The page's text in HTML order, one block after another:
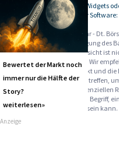
-
Kursdaten, Widgets
Website oder
stellen.
Alle Angaben ohne Gewähr - Dt.
Werbehinweise:
Die Billigung des
Finanzdienstleistungsaufsicht ist
Wertpapiere zu verstehen. Wir
Anlegern den Basisprospekt und
eine Anlageentscheidung treffen,
insbesondere über die potenziellen
Warnhinweise: Sie sind im Begriff,
und schwer zu verstehen sein kann.
Bewertet der Markt noch
immer nur die Hälfte der
Story?
weiterlesen»
Anzeige